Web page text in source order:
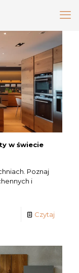
w świecie
Poznaj
i
Czytaj